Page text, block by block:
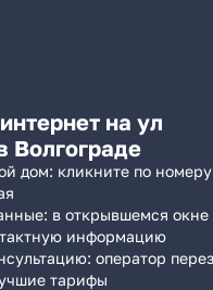
на ул
Волгограде
дом: кликните по
в открывшемся окне
информацию
оператор
тарифы